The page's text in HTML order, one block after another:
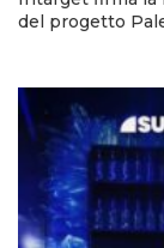
del progetto